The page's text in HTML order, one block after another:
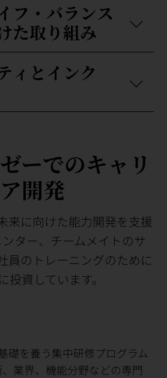
フ・バランス
た取り組み
ィとインク
ーでのキャリ
ア開発
来に向けた能力開発を支援
ター、チームメイトのサ
員のトレーニングのために
投資しています。
礎を養う集中研修プログラム
業界、機能分野などの専門